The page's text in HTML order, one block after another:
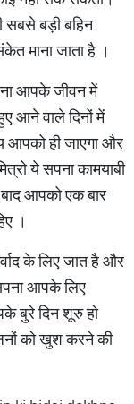
बड़ी बहिन
माना जाता है ।
आपके जीवन में
आने वाले दिनों में
आपको ही जाएगा और
ये सपना कामयाबी
आपको एक बार
।
के लिए जात है और
आपके लिए
बुरे दिन शूरु हो
को खुश करने की